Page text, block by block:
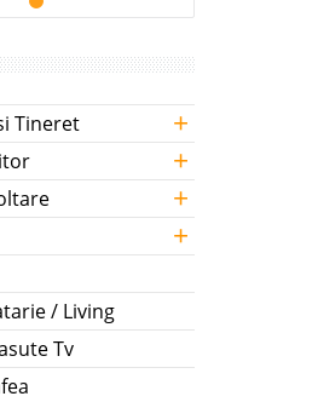
Tineret +
+
+
+
/ Living
Tv